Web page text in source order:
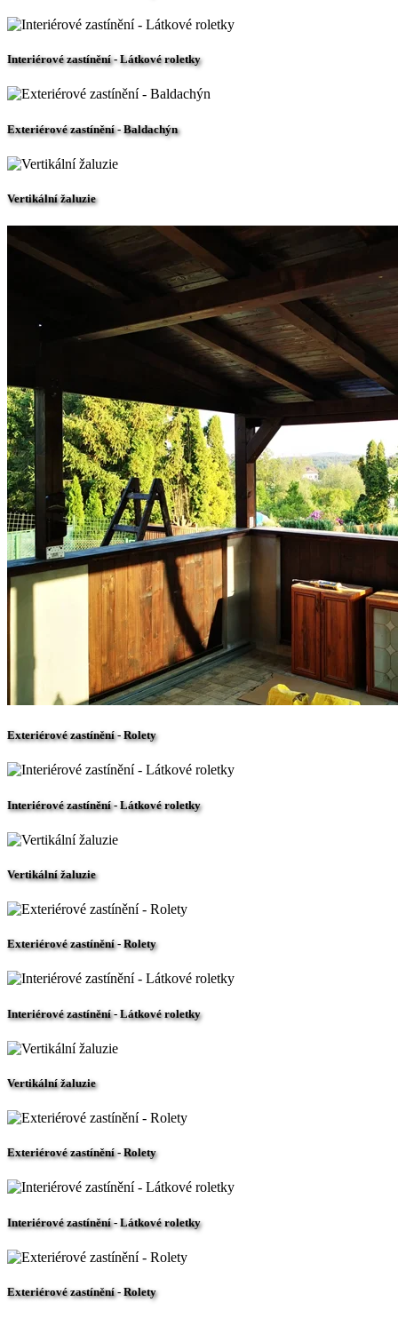
Interiérové zastínění - Látkové roletky
Exteriérové zastínění - Baldachýn
Vertikální žaluzie
Exteriérové zastínění - Rolety
Interiérové zastínění - Látkové roletky
Vertikální žaluzie
Exteriérové zastínění - Rolety
Interiérové zastínění - Látkové roletky
Vertikální žaluzie
Exteriérové zastínění - Rolety
Interiérové zastínění - Látkové roletky
Exteriérové zastínění - Rolety